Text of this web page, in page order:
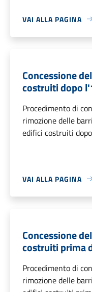
VAI ALLA PAGINA
Concessione
costruiti dopo
Procedimento di
rimozione delle
edifici costruiti
VAI ALLA PAGINA
Concessione
costruiti prima
Procedimento di
rimozione delle